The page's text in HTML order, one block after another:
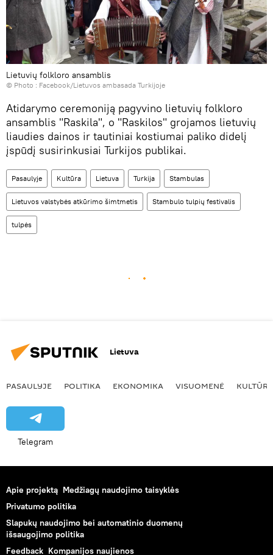
Lietuvių folkloro ansamblis
© Photo : Facebook/Lietuvos ambasada Turkijoje
Atidarymo ceremoniją pagyvino lietuvių folkloro
ansamblis "Raskila", o "Raskilos" grojamos lietuvių
liaudies dainos ir tautiniai kostiumai paliko didelį
įspūdį susirinkusiai Turkijos publikai.
Pasaulyje Kultūra Lietuva Turkija Stambulas
Lietuvos valstybės atkūrimo šimtmetis Stambulo tulpių festivalis
tulpės
Lietuva
PASAULYJE POLITIKA EKONOMIKA VISUOMENĖ KULTŪRA
Telegram
Apie projektą Medžiagų naudojimo taisyklės
Privatumo politika
Slapukų naudojimo bei automatinio duomenų
išsaugojimo politika
Feedback Kompanijos naujienos